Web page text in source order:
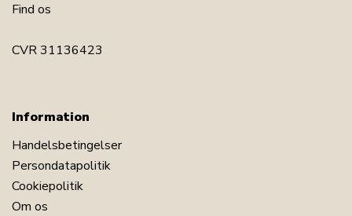
Find os
CVR 31136423
Information
Handelsbetingelser
Persondatapolitik
Cookiepolitik
Om os